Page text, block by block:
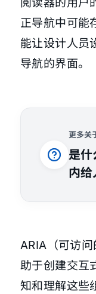
阅读器的用户
正导航中可能
能让设计人员
导航的界面。
更多关
是
内
ARIA（可访
助于创建交互
知和理解这些